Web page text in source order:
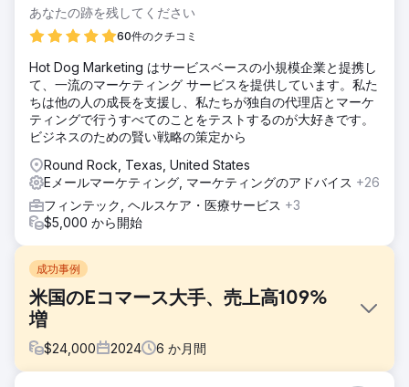
あなたの跡を残してください
60件のクチコミ
Hot Dog Marketing はサービスベースの小規模企業と提携し
て、一流のマーケティング サービスを提供しています。私た
ちは他の人の成長を支援し、私たちが独自の代理店とマーケ
ティングで行うすべてのことをテストするのが大好きです。
ビジネスのための賢い戦略の策定から
Round Rock, Texas, United States
Eメールマーケティング, マーケティングのアドバイス +26
フィンテック, ヘルスケア・医療サービス +3
$5,000 から開始
成功事例
米国のEコマース大手、売上高109%
増
$24,000 2024 6 か月間